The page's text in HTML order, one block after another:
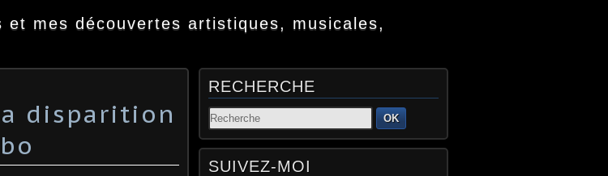
mes découvertes artistiques, musicales,
disparition
RECHERCHE
OK
SUIVEZ-MOI